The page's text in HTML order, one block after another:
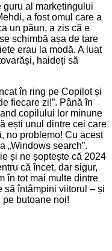
al marketingului
a fost omul care a
un păun, a zis că e
schimbă așa de tare
erau la modă. A luat
haideți să
în ring pe Copilot și
fiecare zi!”. Până în
copilului lor minune
ești unul dintre cei care
no problemo! Cu acest
„Windows search”.
și ne șoptește că 2024
că încet, dar sigur,
în tot mai multe dintre
să întâmpini viitorul – și
butoane noi!